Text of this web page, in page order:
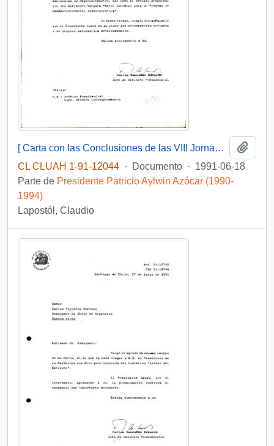
[ Carta con las Conclusiones de las VIII Jornadas Nacionales de Regionalización, y el informe "Marco Jurídico para un Proceso de Descentralización Administrativa"]
CL CLUAH 1-91-12044 · Documento · 1991-06-18
Parte de Presidente Patricio Aylwin Azócar (1990-
1994)
Lapostól, Claudio